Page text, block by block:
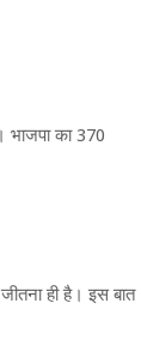
भाजपा का 370
जीतना ही है। इस बात